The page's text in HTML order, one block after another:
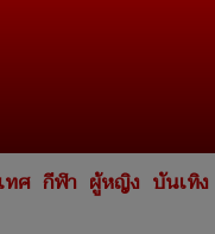
ทศ กีฬา ผู้หญิง บันเทิง